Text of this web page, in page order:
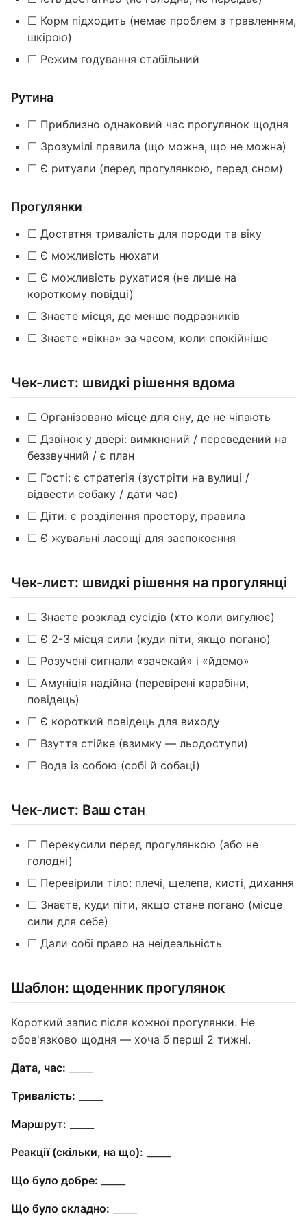
☐ Корм підходить (немає проблем з травленням,
шкірою)
☐ Режим годування стабільний
Рутина
☐ Приблизно однаковий час прогулянок щодня
☐ Зрозумілі правила (що можна, що не можна)
☐ Є ритуали (перед прогулянкою, перед сном)
Прогулянки
☐ Достатня тривалість для породи та віку
☐ Є можливість нюхати
☐ Є можливість рухатися (не лише на
короткому повідці)
☐ Знаєте місця, де менше подразників
☐ Знаєте «вікна» за часом, коли спокійніше
Чек-лист: швидкі рішення вдома
☐ Організовано місце для сну, де не чіпають
☐ Дзвінок у двері: вимкнений / переведений на
беззвучний / є план
☐ Гості: є стратегія (зустріти на вулиці /
відвести собаку / дати час)
☐ Діти: є розділення простору, правила
☐ Є жувальні ласощі для заспокоєння
Чек-лист: швидкі рішення на прогулянці
☐ Знаєте розклад сусідів (хто коли вигулює)
☐ Є 2-3 місця сили (куди піти, якщо погано)
☐ Розучені сигнали «зачекай» і «йдемо»
☐ Амуніція надійна (перевірені карабіни,
повідець)
☐ Є короткий повідець для виходу
☐ Взуття стійке (взимку — льодоступи)
☐ Вода із собою (собі й собаці)
Чек-лист: Ваш стан
☐ Перекусили перед прогулянкою (або не
голодні)
☐ Перевірили тіло: плечі, щелепа, кисті, дихання
☐ Знаєте, куди піти, якщо стане погано (місце
сили для себе)
☐ Дали собі право на неідеальність
Шаблон: щоденник прогулянок
Короткий запис після кожної прогулянки. Не
обов'язково щодня — хоча б перші 2 тижні.
Дата, час:
Тривалість:
Маршрут:
Реакції (скільки, на що):
Що було добре:
Що було складно: